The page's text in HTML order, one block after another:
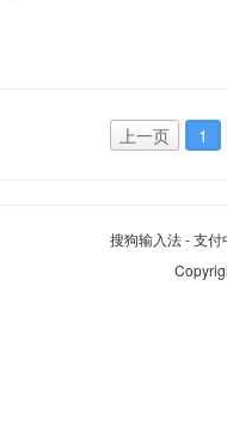
上一页 1
搜狗输入法-支付